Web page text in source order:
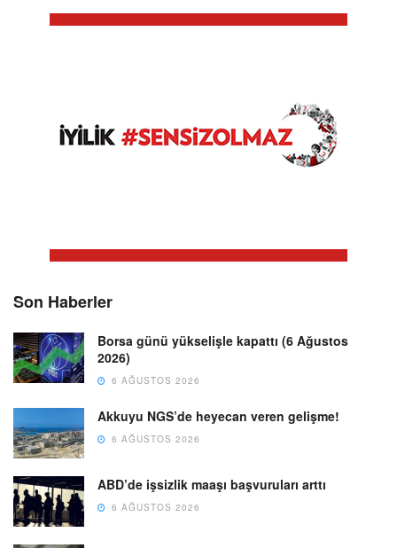
Son Haberler
Borsa günü yükselişle kapattı (6 Ağustos
2026)
6 AĞUSTOS 2026
Akkuyu NGS’de heyecan veren gelişme!
6 AĞUSTOS 2026
ABD’de işsizlik maaşı başvuruları arttı
6 AĞUSTOS 2026